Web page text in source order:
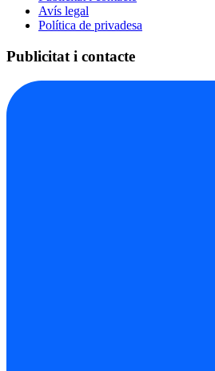
Avís legal
Política de privadesa
Publicitat i contacte